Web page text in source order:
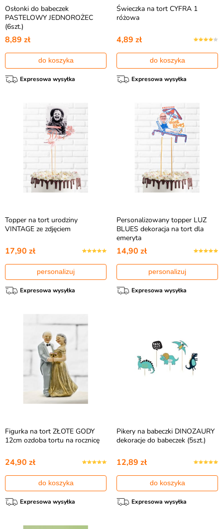
Osłonki do babeczek
PASTELOWY JEDNOROŻEC
(6szt.)
8,89 zł
do koszyka
Expresowa wysyłka
Świeczka na tort CYFRA 1
różowa
4,89 zł
do koszyka
Expresowa wysyłka
Topper na tort urodziny
VINTAGE ze zdjęciem
17,90 zł
personalizuj
Expresowa wysyłka
Personalizowany topper LUZ
BLUES dekoracja na tort dla
emeryta
14,90 zł
personalizuj
Expresowa wysyłka
Figurka na tort ZŁOTE GODY
12cm ozdoba tortu na rocznicę
24,90 zł
do koszyka
Expresowa wysyłka
Pikery na babeczki DINOZAURY
dekoracje do babeczek (5szt.)
12,89 zł
do koszyka
Expresowa wysyłka